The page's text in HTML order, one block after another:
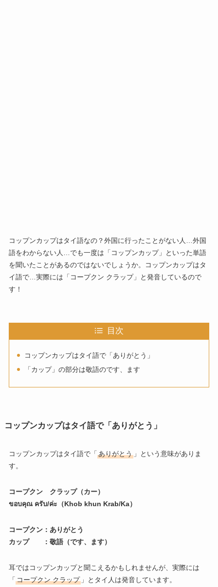
コップンカップはタイ語なの？外国に行ったことがない人…外国
語をわからない人…でも一度は「コップンカップ」といった単語
を聞いたことがあるのではないでしょうか。コップンカップはタ
イ語で…実際には「コープクン クラップ」と発音しているので
す！
目次
コップンカップはタイ語で「ありがとう」
「カップ」の部分は敬語のです、ます
コップンカップはタイ語で「ありがとう」
コップンカップはタイ語で「 ありがとう」という意味がありま
す。
コープクン クラップ（カー）
ขอบคุณ ครับ/ค่ะ（Khob khun Krab/Ka）
コープクン：ありがとう
カップ ：敬語（です、ます）
耳ではコップンカップと聞こえるかもしれませんが、実際には
「 コープクン クラップ」とタイ人は発音しています。